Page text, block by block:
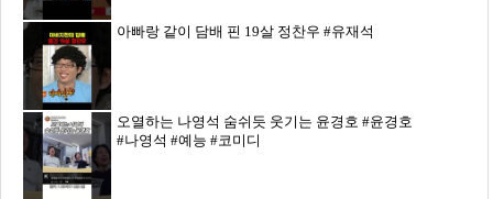
아빠랑 같이 담배 핀 19살 정찬우 #유재석
오열하는 나영석 숨쉬듯 웃기는 윤경호 #윤경호
#나영석 #예능 #코미디